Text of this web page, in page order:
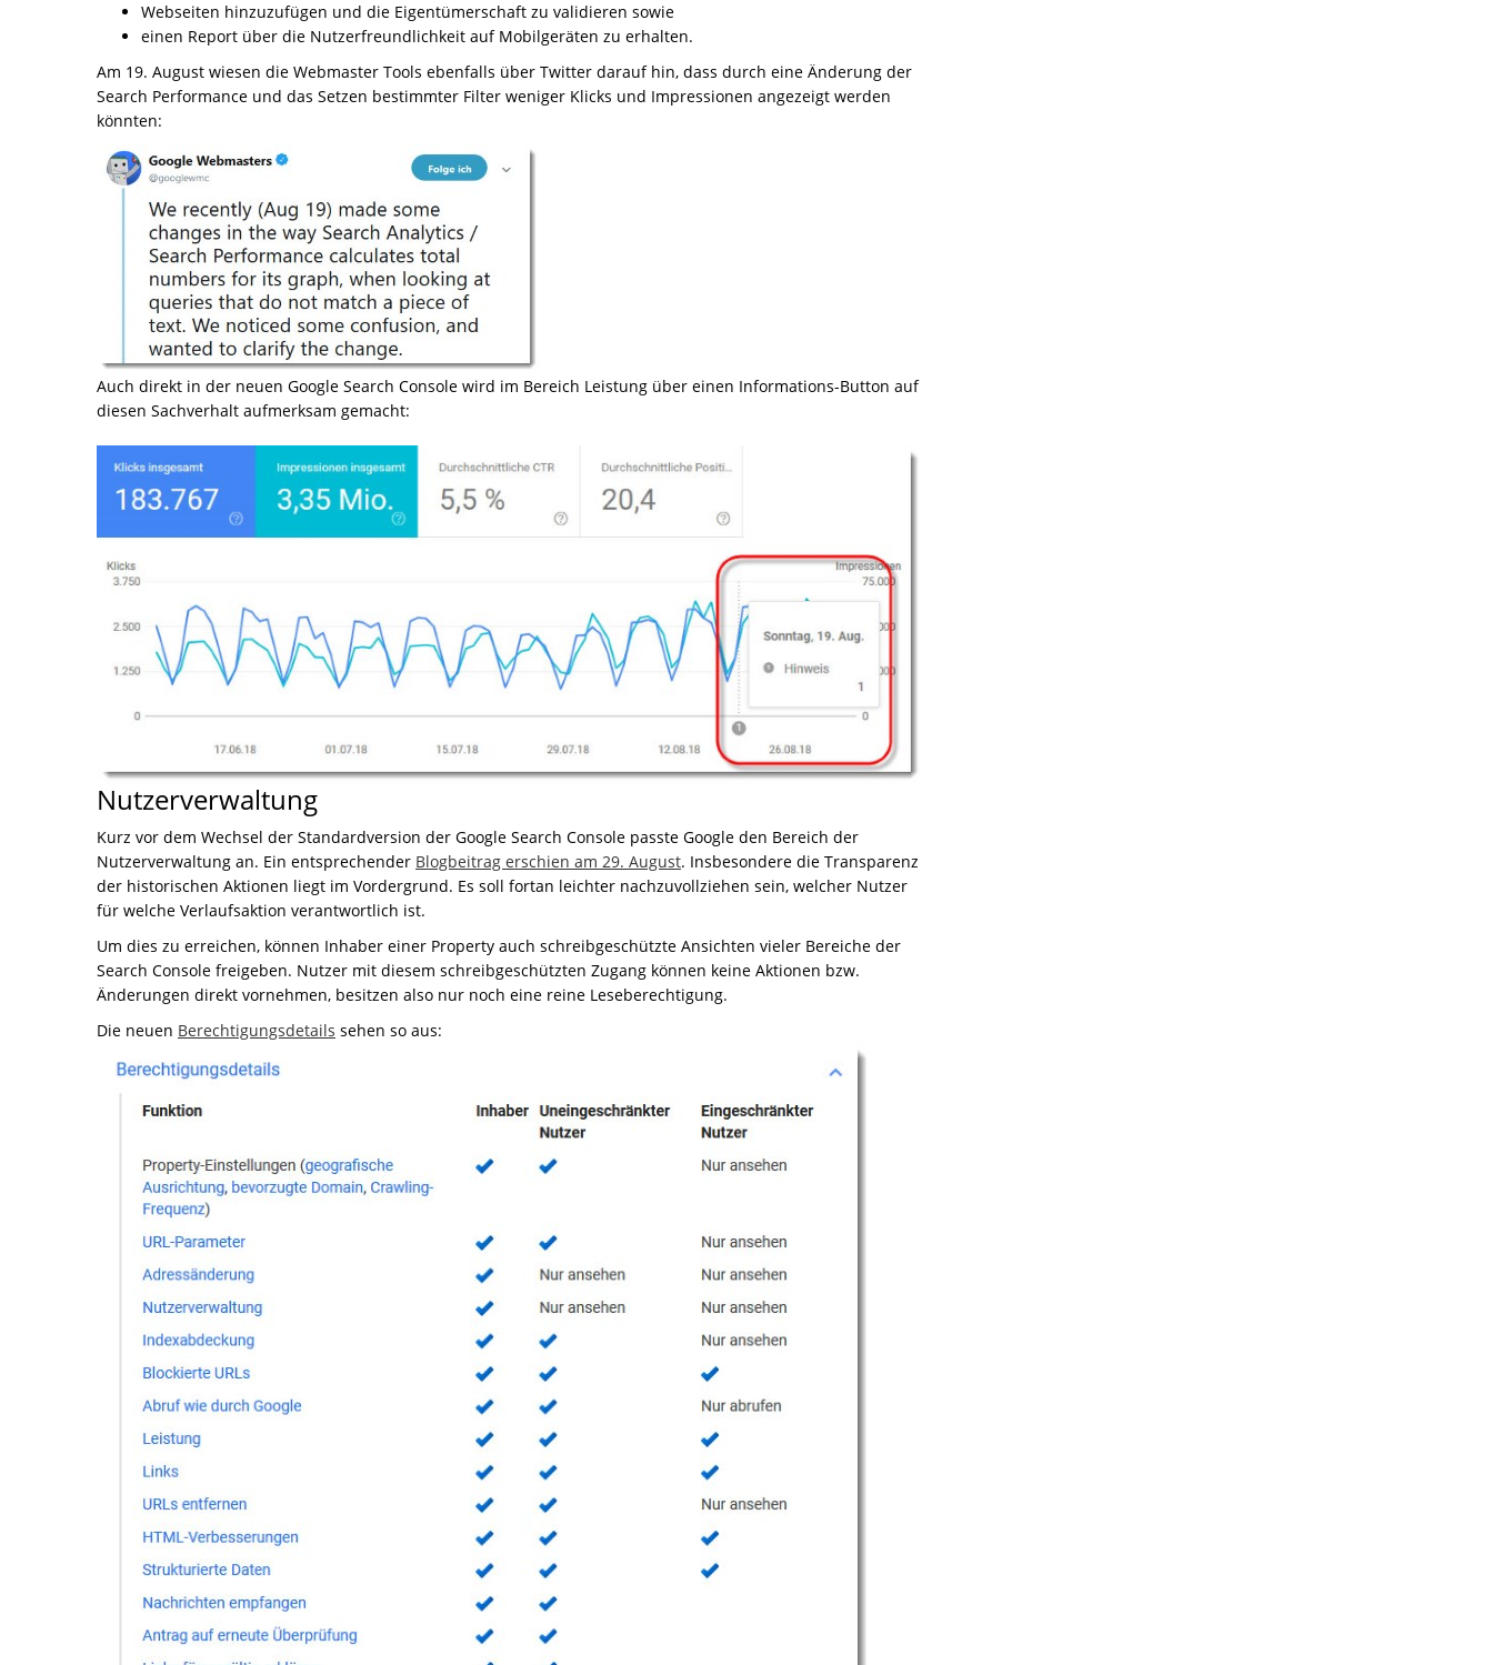
Webseiten hinzuzufügen und die Eigentümerschaft zu validieren sowie
einen Report über die Nutzerfreundlichkeit auf Mobilgeräten zu erhalten.
Am 19. August wiesen die Webmaster Tools ebenfalls über Twitter darauf hin, dass durch eine Änderung der
Search Performance und das Setzen bestimmter Filter weniger Klicks und Impressionen angezeigt werden
könnten:
Auch direkt in der neuen Google Search Console wird im Bereich Leistung über einen Informations-Button auf
diesen Sachverhalt aufmerksam gemacht:
Nutzerverwaltung
Kurz vor dem Wechsel der Standardversion der Google Search Console passte Google den Bereich der
Nutzerverwaltung an. Ein entsprechender Blogbeitrag erschien am 29. August. Insbesondere die Transparenz
der historischen Aktionen liegt im Vordergrund. Es soll fortan leichter nachzuvollziehen sein, welcher Nutzer
für welche Verlaufsaktion verantwortlich ist.
Um dies zu erreichen, können Inhaber einer Property auch schreibgeschützte Ansichten vieler Bereiche der
Search Console freigeben. Nutzer mit diesem schreibgeschützten Zugang können keine Aktionen bzw.
Änderungen direkt vornehmen, besitzen also nur noch eine reine Leseberechtigung.
Die neuen Berechtigungsdetails sehen so aus: